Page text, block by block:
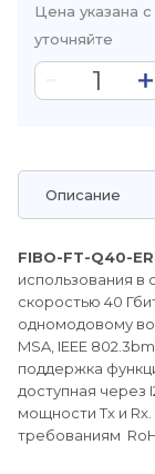
Цена указана
уточняйте
Описание
FIBO-FT-Q40-
использования в
скоростью 40
одномодовому
MSA, IEEE
поддержка
доступная через
мощности Tx и
требованиям